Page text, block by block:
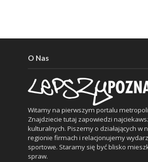
O Nas
Witamy na pierwszym portalu
Znajdziecie tutaj zapowiedzi
kulturalnych. Piszemy o działających w
regionie firmach i relacjonujemy
sportowe. Staramy się być blisko
spraw.